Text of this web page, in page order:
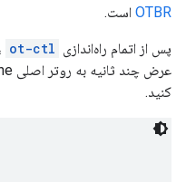
OTBR است.
پس از اتمام راه‌اندازی OTBR، ot-ctl
کنید.